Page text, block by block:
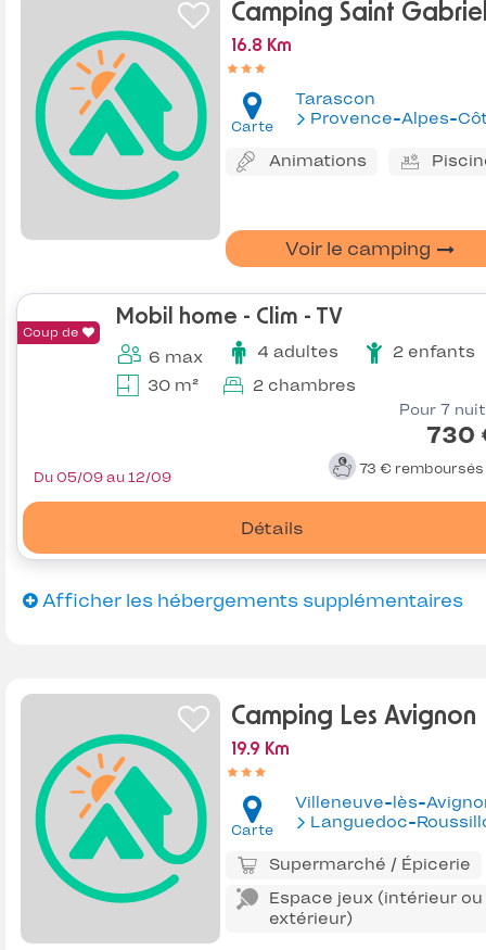
Camping Saint
16.8 Km
Carte
Tarascon
Provence-Alpes-Côte
Animations
Voir le camping
Coup de
Mobil home - Clim - TV
6 max 4 adultes
2 enfants
30 m²
2 chambres
Pour 7
730
73 € remboursés
Détails
Du 05/09 au 12/09
Afficher les hébergements supplémentaires
Camping Les Avignon
19.9 Km
Carte
Villeneuve-lès-
Languedoc-
Supermarché / Épicerie
Espace jeux (intérieur ou
extérieur)